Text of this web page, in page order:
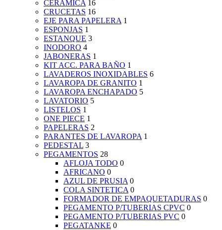
CERAMICA 16
CRUCETAS 16
EJE PARA PAPELERA 1
ESPONJAS 1
ESTANQUE 3
INODORO 4
JABONERAS 1
KIT ACC. PARA BAÑO 1
LAVADEROS INOXIDABLES 6
LAVAROPA DE GRANITO 1
LAVAROPA ENCHAPADO 5
LAVATORIO 5
LISTELOS 1
ONE PIECE 1
PAPELERAS 2
PARANTES DE LAVAROPA 1
PEDESTAL 3
PEGAMENTOS 28
AFLOJA TODO 0
AFRICANO 0
AZUL DE PRUSIA 0
COLA SINTETICA 0
FORMADOR DE EMPAQUETADURAS 0
PEGAMENTO P/TUBERIAS CPVC 0
PEGAMENTO P/TUBERIAS PVC 0
PEGATANKE 0